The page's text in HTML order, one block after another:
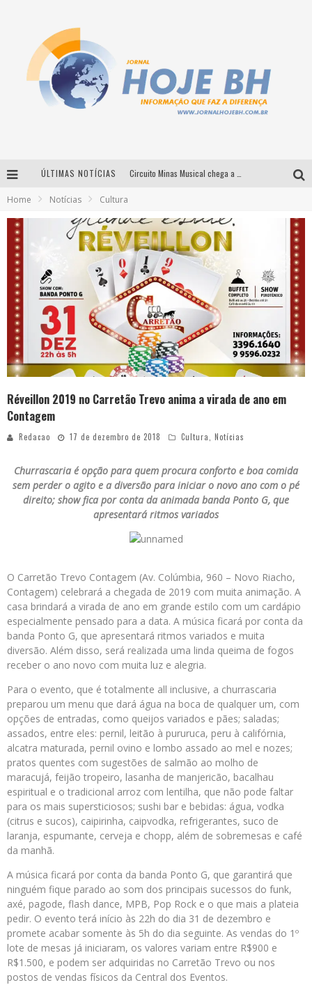
ÚLTIMAS NOTÍCIAS
Home Notícias Cultura
Réveillon 2019 no Carretão Trevo anima a virada de ano em
Contagem
Redacao 17 de dezembro de 2018 Cultura, Notícias
Churrascaria é opção para quem procura conforto e boa comida
sem perder o agito e a diversão para iniciar o novo ano com o pé
direito; show fica por conta da animada banda Ponto G, que
apresentará ritmos variados
O Carretão Trevo Contagem (Av. Colúmbia, 960 – Novo Riacho,
Contagem) celebrará a chegada de 2019 com muita animação. A
casa brindará a virada de ano em grande estilo com um cardápio
especialmente pensado para a data. A música ficará por conta da
banda Ponto G, que apresentará ritmos variados e muita
diversão. Além disso, será realizada uma linda queima de fogos
receber o ano novo com muita luz e alegria.
Para o evento, que é totalmente all inclusive, a churrascaria
preparou um menu que dará água na boca de qualquer um, com
opções de entradas, como queijos variados e pães; saladas;
assados, entre eles: pernil, leitão à pururuca, peru à califórnia,
alcatra maturada, pernil ovino e lombo assado ao mel e nozes;
pratos quentes com sugestões de salmão ao molho de
maracujá, feijão tropeiro, lasanha de manjericão, bacalhau
espiritual e o tradicional arroz com lentilha, que não pode faltar
para os mais supersticiosos; sushi bar e bebidas: água, vodka
(citrus e sucos), caipirinha, caipvodka, refrigerantes, suco de
laranja, espumante, cerveja e chopp, além de sobremesas e café
da manhã.
A música ficará por conta da banda Ponto G, que garantirá que
ninguém fique parado ao som dos principais sucessos do funk,
axé, pagode, flash dance, MPB, Pop Rock e o que mais a plateia
pedir. O evento terá início às 22h do dia 31 de dezembro e
promete acabar somente às 5h do dia seguinte. As vendas do 1º
lote de mesas já iniciaram, os valores variam entre R$900 e
R$1.500, e podem ser adquiridas no Carretão Trevo ou nos
postos de vendas físicos da Central dos Eventos.